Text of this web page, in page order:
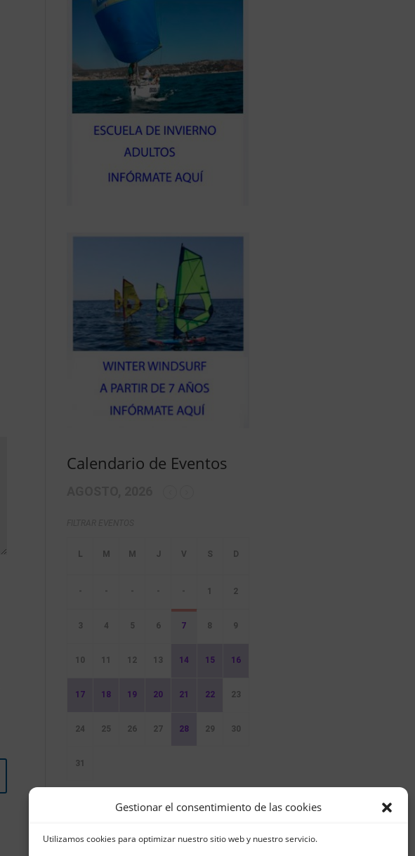
Gestionar el consentimiento de las cookies
Utilizamos cookies para optimizar nuestro sitio web y nuestro servicio.
Calendario de Eventos
- - - - - 1 2
3 4 5 6 7 8 9
10 11 12 13 14 15 16
17 18 19 20 21 22 23
24 25 26 27 28 29 30
31
Sin Eventos